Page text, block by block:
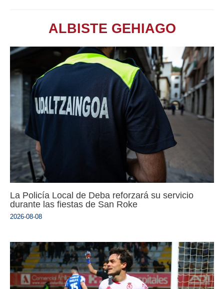
ALBISTE GEHIAGO
La Policía Local de Deba reforzará su servicio
durante las fiestas de San Roke
2026-08-08